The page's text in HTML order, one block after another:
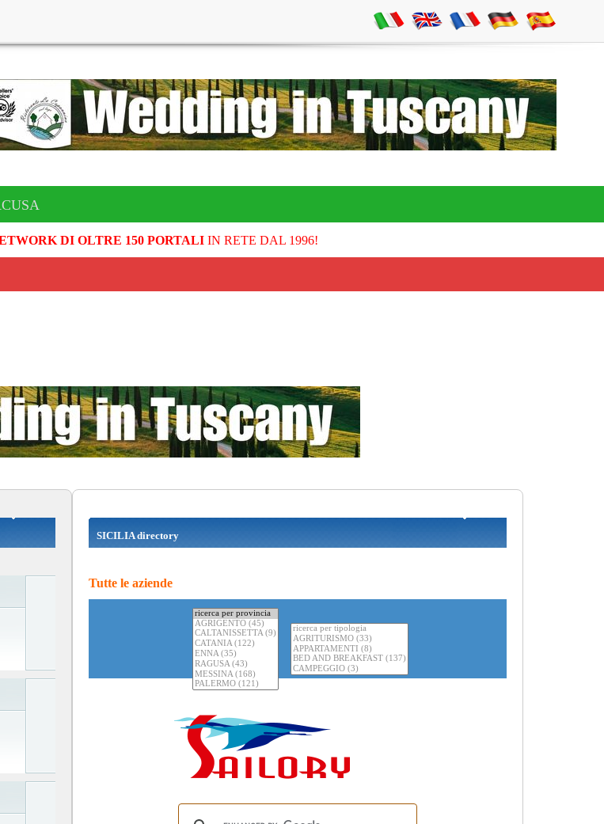
DI OLTRE 150 PORTALIIN RETE DAL 1996!
SICILIA directory
Tutte le aziende